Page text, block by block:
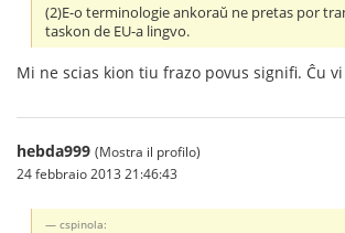
(2)E-o terminologie ankoraŭ ne pretas por
taskon de EU-a lingvo.
Mi ne scias kion tiu frazo povus signifi. Ĉu
hebda999 (Mostra il profilo)
24 febbraio 2013 21:46:43
cspinola: